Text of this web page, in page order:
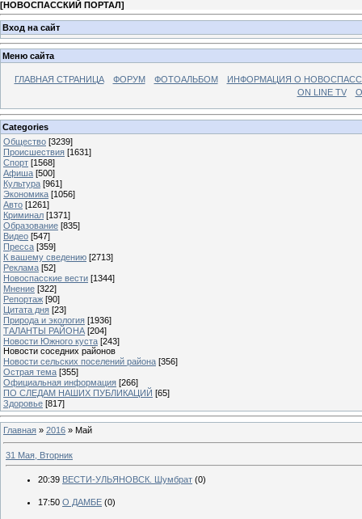
[НОВОСПАССКИЙ ПОРТАЛ]
Вход на сайт
Меню сайта
ГЛАВНАЯ СТРАНИЦА ФОРУМ ФОТОАЛЬБОМ
ИНФОРМАЦИЯ О
ON LINE TV
Categories
Общество [3239]
Происшествия [1631]
Спорт [1568]
Афиша [500]
Культура [961]
Экономика [1056]
Авто [1261]
Криминал [1371]
Образование [835]
Видео [547]
Пресса [359]
К вашему сведению [2713]
Реклама [52]
Новоспасские вести [1344]
Мнение [322]
Репортаж [90]
Цитата дня [23]
Природа и экология [1936]
ТАЛАНТЫ РАЙОНА [204]
Новости Южного куста [243]
Новости соседних районов
Новости сельских поселений района [356]
Острая тема [355]
Официальная информация [266]
ПО СЛЕДАМ НАШИХ ПУБЛИКАЦИЙ [65]
Здоровье [817]
Главная » 2016 » Май
31 Мая, Вторник
20:39 ВЕСТИ-УЛЬЯНОВСК. Шумбрат (0)
17:50 О ДАМБЕ (0)